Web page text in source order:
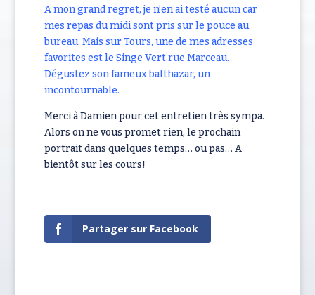
A mon grand regret, je n’en ai testé aucun car
mes repas du midi sont pris sur le pouce au
bureau. Mais sur Tours, une de mes adresses
favorites est le Singe Vert rue Marceau.
Dégustez son fameux balthazar, un
incontournable.
Merci à Damien pour cet entretien très sympa.
Alors on ne vous promet rien, le prochain
portrait dans quelques temps… ou pas… A
bientôt sur les cours!
Partager sur Facebook